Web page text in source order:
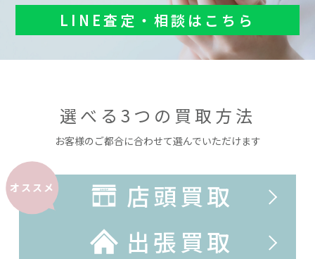
LINE査定・相談はこちら
選べる3つの買取方法
お客様のご都合に合わせて選んでいただけます
オススメ
店頭買取
出張買取